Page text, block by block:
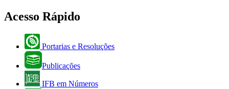
Acesso Rápido
Portarias e Resoluções
Publicações
IFB em Números